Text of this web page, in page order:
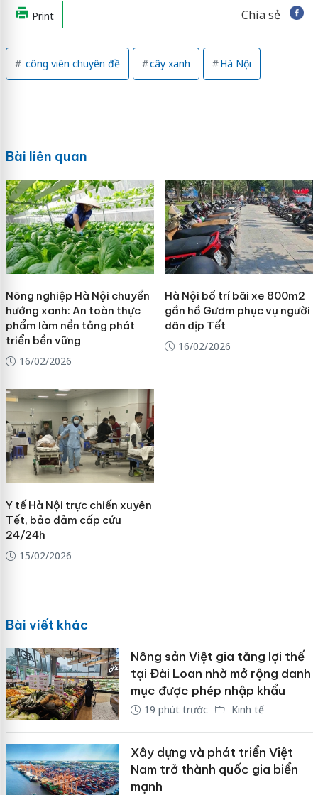
Print Chia sẻ
công viên chuyên đề cây xanh Hà Nội
Bài liên quan
Nông nghiệp Hà Nội chuyển
hướng xanh: An toàn thực
phẩm làm nền tảng phát
triển bền vững
16/02/2026
Hà Nội bố trí bãi xe 800m2
gần hồ Gươm phục vụ người
dân dịp Tết
16/02/2026
Y tế Hà Nội trực chiến xuyên
Tết, bảo đảm cấp cứu
24/24h
15/02/2026
Bài viết khác
Nông sản Việt gia tăng lợi thế
tại Đài Loan nhờ mở rộng danh
mục được phép nhập khẩu
19 phút trước Kinh tế
Xây dựng và phát triển Việt
Nam trở thành quốc gia biển
mạnh